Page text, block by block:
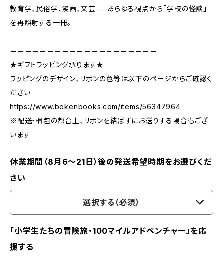
教育学、民俗学、漫画、文芸……あらゆる視点から「学校の怪談」
を再照射する一冊。
＝＝＝＝＝＝＝＝＝＝＝＝＝＝＝＝＝＝＝＝
★ギフトラッピング承ります★
ラッピングのデザイン、リボンの色等は以下のページからご確認く
ださい
https://www.bokenbooks.com/items/56347964
※配送・梱包の都合上、リボンを結ばずにお送りする場合もござ
います
休業期間（8月6〜21日）後の発送希望時期をお選びくだ
さい
選択する（必須）
「小学生たちの冒険旅・100マイルアドベンチャー」を応
援する